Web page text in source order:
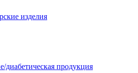
изделия
диабетическая продукция